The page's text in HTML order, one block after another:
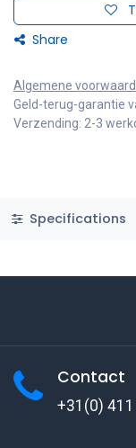
Share
Algemene
Geld-terug-garantie
Verzending: 2-3
Specifications
Contact
+31(0)